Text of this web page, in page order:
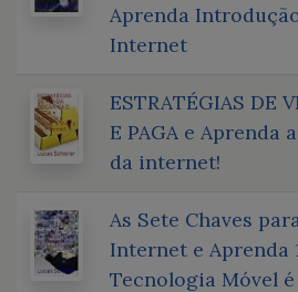
Aprenda
Internet
ESTRATÉGIAS DE
E PAGA e Aprenda
da internet!
As Sete Chaves
Internet e Aprenda
Tecnologia Móvel